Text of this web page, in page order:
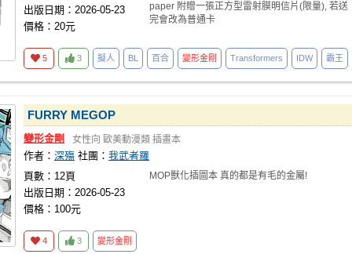
出版日期：2026-05-23
價格：20元
paper 附贈一張正方型雷射膜明信片(限量), 若送
完會改為普通卡
5 3 擬人 BL 百合 變形金剛 Transformers IDW 霸王
FURRY MEGOP
變形金剛 女性向 歐美動漫類 插畫本
作者： 深殤 社團： 我武者羅
頁數：12頁
出版日期：2026-05-23
價格：100元
MOP獸化插圖本 真的都是有毛的金屬!
4 3 變形金剛